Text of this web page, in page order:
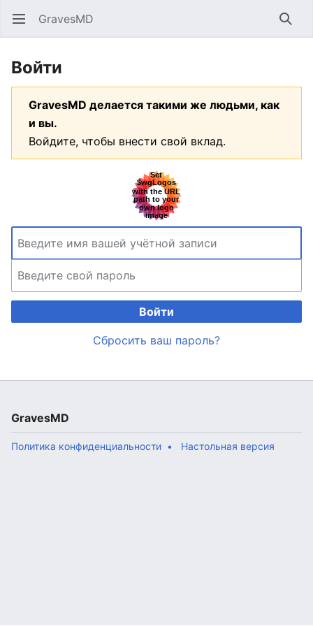
Открыть главное меню GravesMD Найти
Войти
GravesMD делается такими же людьми, как
и вы.
Войдите, чтобы внести свой вклад.
Войти
Сбросить ваш пароль?
GravesMD
Политика конфиденциальности Настольная версия